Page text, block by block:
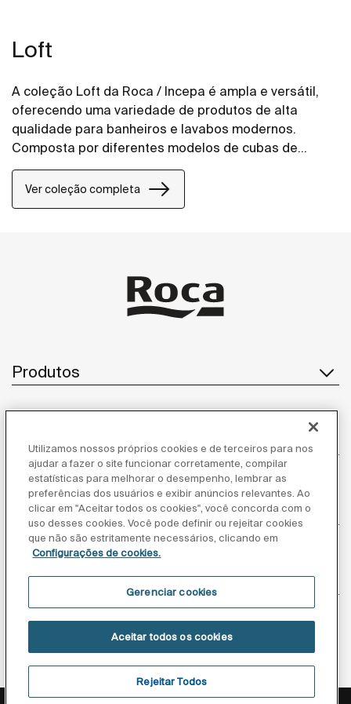
Loft
A coleção Loft da Roca / Incepa é ampla e versátil,
oferecendo uma variedade de produtos de alta
qualidade para banheiros e lavabos modernos.
Composta por diferentes modelos de cubas de
apoio, semiencaixe e sobrepor em diversas cores, a
linha Loft atende a todos os gostos e necessidades,
tornando-se uma escolha ideal para projetar
Ver coleção completa
Produtos
Atendimento ao cliente
Sobre nós
Inspiração
Siga-nos
Utilizamos nossos próprios cookies e de terceiros para nos
ajudar a fazer o site funcionar corretamente, compilar
estatísticas para melhorar o desempenho, lembrar as
preferências dos usuários e exibir anúncios relevantes. Ao
clicar em "Aceitar todos os cookies", você concorda com o
uso desses cookies. Você pode definir ou rejeitar cookies
que não são estritamente necessários, clicando em
Configurações de cookies.
Gerenciar cookies
Rejeitar Todos
Aceitar todos os cookies